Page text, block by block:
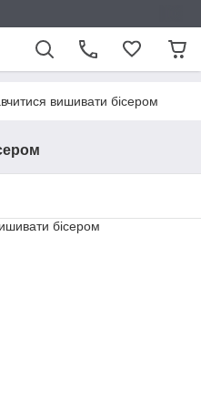
вишивати бісером